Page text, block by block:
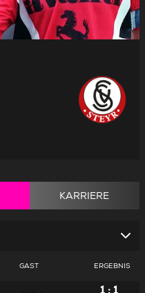
KARRIERE
GAST ERGEBNIS
1 : 1